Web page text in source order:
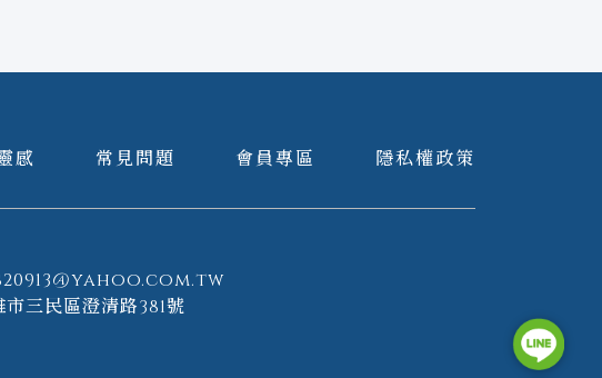
感 常見問題 會員專區 隱私權政策
三民區澄清路381號